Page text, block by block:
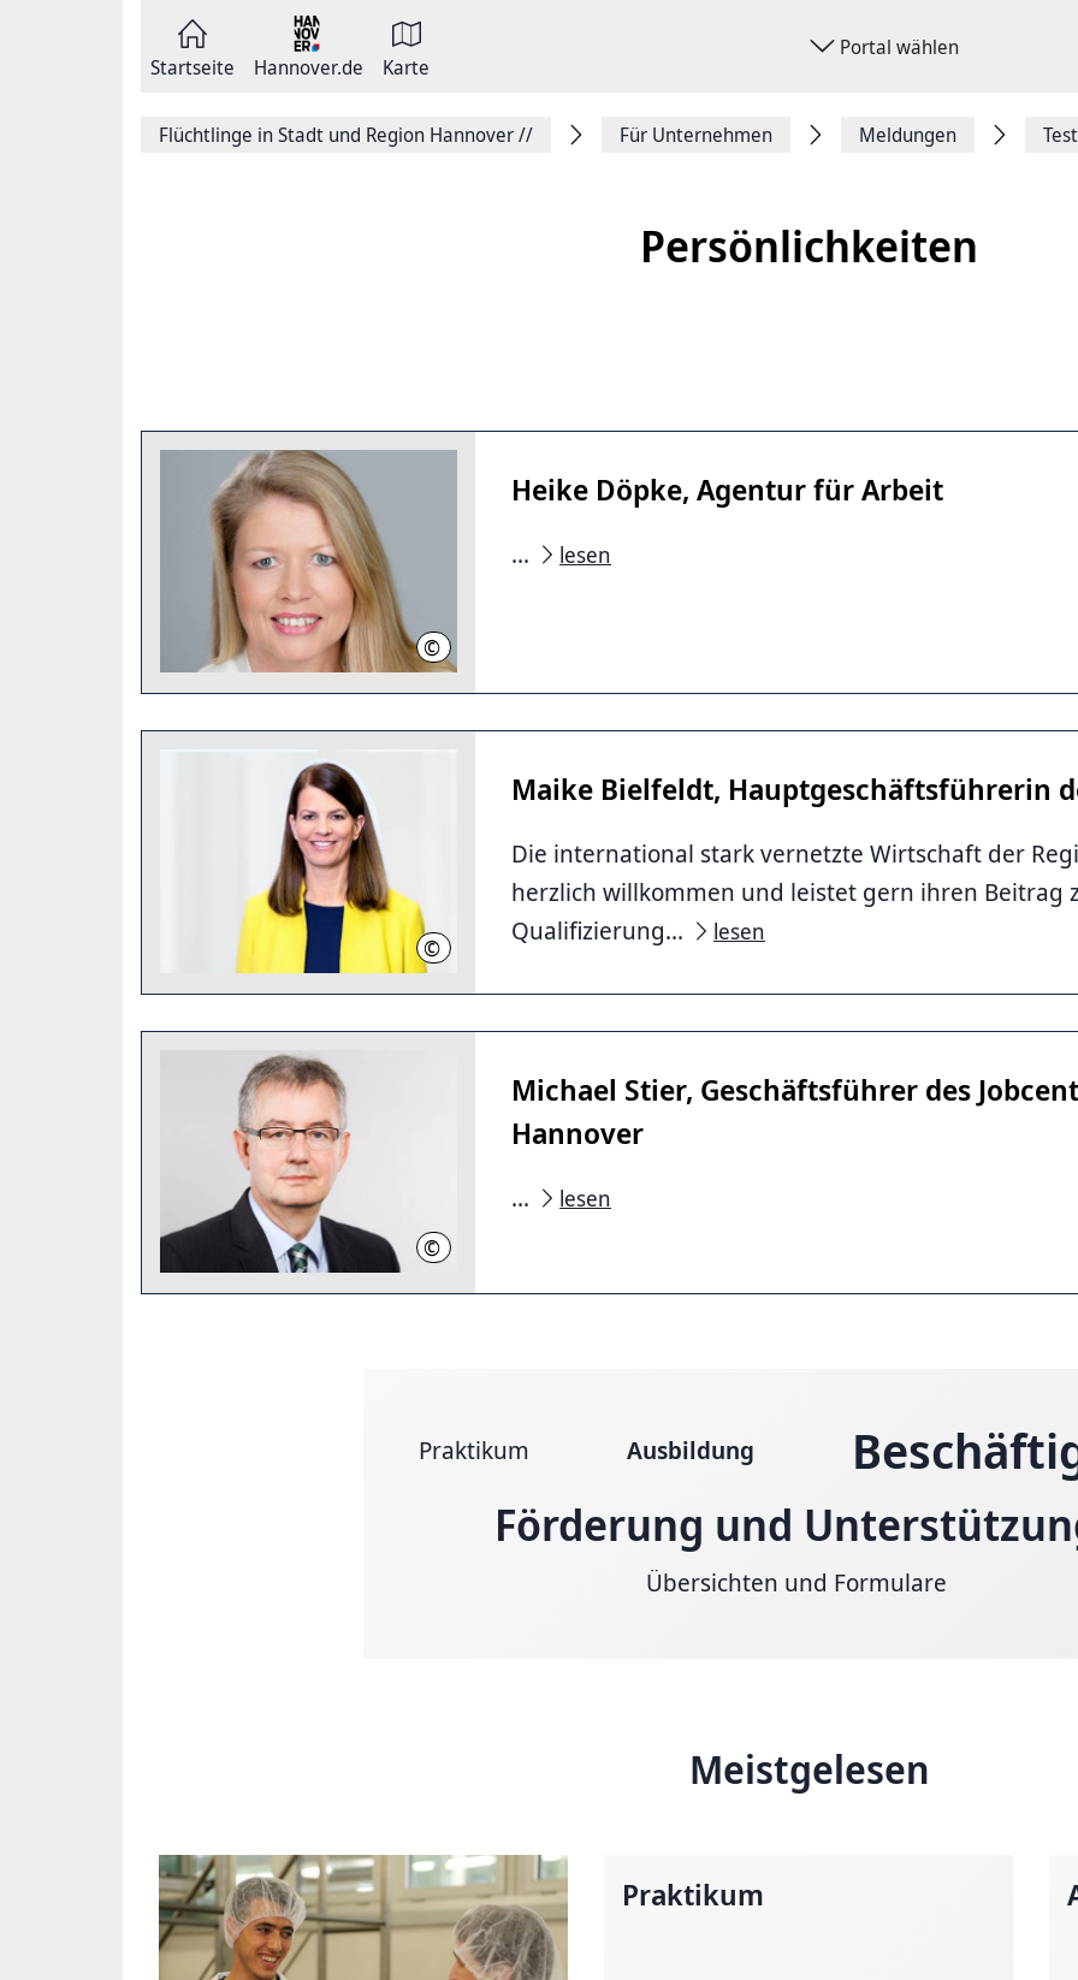
Startseite Hannover.de Karte
Portal wählen
Flüchtlinge in Stadt und Region Hannover// Für Unternehmen Meldungen
Persönlichkeiten
© Klöpper
Heike Döpke, Agentur für Arbeit
... lesen
© IHK Hannover (Quelle)
Maike Bielfeldt, Hauptgeschäftsführerin
Die international stark vernetzte Wirtschaft der
herzlich willkommen und leistet gern ihren Beitrag
Qualifizierung...
lesen
© JobCenter Region Hannover (Quelle)
Michael Stier, Geschäftsführer des
Hannover
... lesen
Praktikum Ausbildung
Förderung und
Übersichten und Formulare
Meistgelesen
Praktikum